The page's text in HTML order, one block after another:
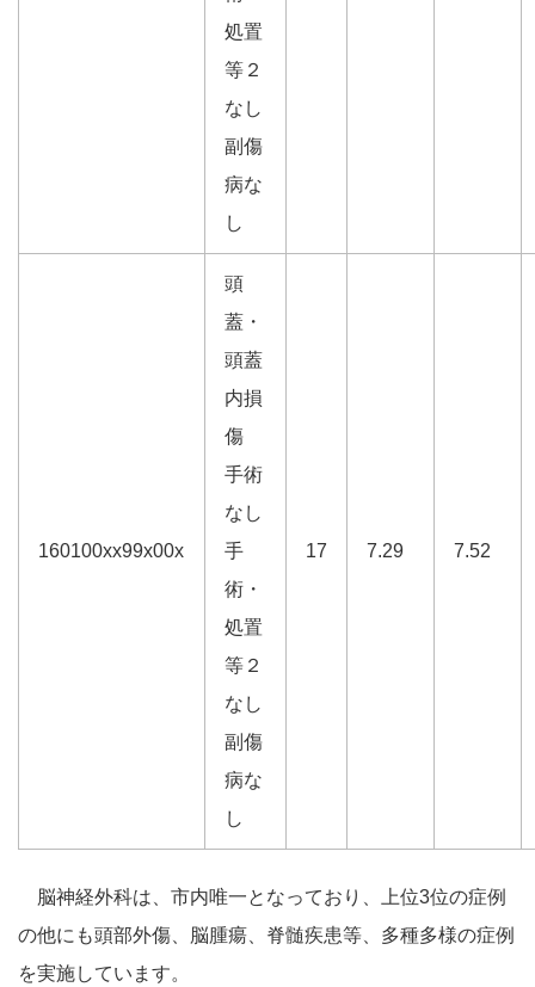
処置
等２
なし
副傷
病な
し
160100xx99x00x
頭
蓋・
頭蓋
内損
傷
手術
なし
手
術・
処置
等２
なし
副傷
病な
し
17 7.29 7.52
脳神経外科は、市内唯一となっており、上位3位の症例
の他にも頭部外傷、脳腫瘍、脊髄疾患等、多種多様の症例
を実施しています。